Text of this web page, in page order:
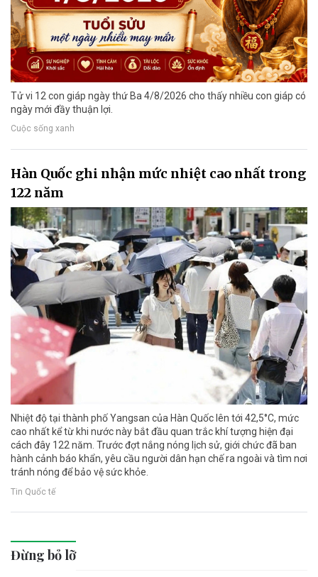
Tử vi 12 con giáp ngày thứ Ba 4/8/2026 cho thấy nhiều con giáp có
ngày mới đầy thuận lợi.
Cuộc sống xanh
Hàn Quốc ghi nhận mức nhiệt cao nhất trong
122 năm
Nhiệt độ tại thành phố Yangsan của Hàn Quốc lên tới 42,5°C, mức
cao nhất kể từ khi nước này bắt đầu quan trắc khí tượng hiện đại
cách đây 122 năm. Trước đợt nắng nóng lịch sử, giới chức đã ban
hành cảnh báo khẩn, yêu cầu người dân hạn chế ra ngoài và tìm nơi
tránh nóng để bảo vệ sức khỏe.
Tin Quốc tế
Đừng bỏ lỡ